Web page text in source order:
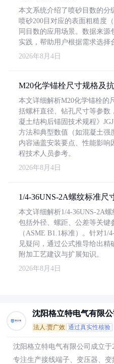
本文系统介绍了喷砂目数的分
喷砂200目对应的表面粗糙度
同目数的应用场景。数据来源
实践，帮助用户根据需求选择
2026年8月4日
M20化学锚栓尺寸规格及
本文详细解析M20化学锚栓的
括螺杆直径、钻孔尺寸等参数
凝土结构后锚固技术规程》
方法和典型数值（如混凝土强
内容涵盖安装要点、性能影响
程技术人员参考。
2026年8月4日
1/4-36UNS-2A螺纹标准尺
本文详细解析1/4-36UNS-2A
包括外径、螺距、公差等关键
（ASME B1.1标准）。针对1/
见疑问，通过公式推导给出精
附加工艺建议与扩展知识。
2026年8月4日
沈阳格立特电气有限公
法人:贾广效 通过真实性核验
沈阳格立特电气有限公司成立于
专注生产接线端子、变压器、